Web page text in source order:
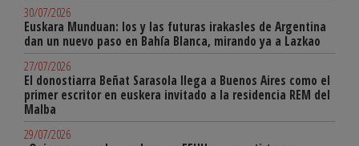
30/07/2026
Euskara Munduan: los y las futuras irakasles de Argentina
dan un nuevo paso en Bahía Blanca, mirando ya a Lazkao
27/07/2026
El donostiarra Beñat Sarasola llega a Buenos Aires como el
primer escritor en euskera invitado a la residencia REM del
Malba
29/07/2026